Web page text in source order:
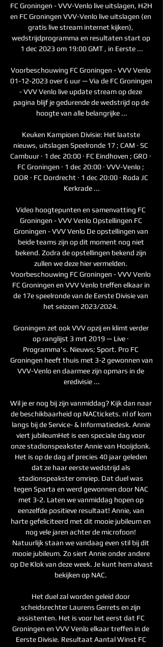
FC Groningen - VVV-Venlo live uitslagen, H2H
en FC Groningen VVV-Venlo live uitslagen (en
gratis live stream internet kijken),
wedstrijdprogramma en resultaten start op
1 dec 2023 om 19:00 GMT , in Eerste ...
Voorbeschouwing FC Groningen - VVV Venlo
01-12-2023 over 6 uur — Via de FC Groningen
- VVV Venlo live update stream op deze
pagina blijf je gedurende de wedstrijd op de
hoogte van alle belangrijke ...
Keuken Kampioen Divisie: Het laatste
nieuws, uitslagen Speelronde 17 ; CAM · SC
Cambuur · 1 dec 20:00 · FC Eindhoven ; GRO ·
FC Groningen · 1 dec 20:00 · VVV-Venlo ;
DOR · FC Dordrecht · 1 dec 20:00 · Roda JC
Kerkrade ...
Video hoogtepunten en samenvatting FC
Groningen - VVV Venlo Opstellingen FC
Groningen - VVV Venlo De opstellingen van
beide teams zijn op dit moment nog niet
bekend. Zodra de opstellingen bekend zijn
zullen we deze hier vermelden.
Voorbeschouwing FC Groningen - VVV Venlo
FC Groningen en VVV Venlo treffen elkaar in
de 17e speelronde van de Eerste Divisie van
het seizoen 2023/2024.
Groningen zet ook VVV opzij en klimt verder
op ranglijst 3 mrt 2019 — Live ·
Programma's. Nieuws; Sport. Pro FC
Groningen heeft thuis met 3-2 gewonnen van
VVV-Venlo en daarmee zijn opmars in de
eredivisie ...
Wil je er nog bij zijn vanmiddag? Kijk dan naar
de beschikbaarheid op NACtickets. nl of kom
langs bij de Service- & Informatiedesk. Annie
viert jubileumHet is een speciale dag voor
onze stadionspeakster Annie van Hooijdonk.
Het is op de dag af precies 40 jaar geleden
dat ze haar eerste wedstrijd als
stadionspeakster omriep. Dat duel was
tegen Sparta en werd gewonnen door NAC
met 3-2. Laten we vanmiddag hopen op
eenzelfde positieve resultaat! Annie, van
harte gefeliciteerd met dit mooie jubileum en
nog vele jaren achter de microfoon!
Natuurlijk staan we vandaag even stil bij dit
mooie jubileum. Zo siert Annie onder andere
op De Klok van deze week. Je kunt hem alvast
bekijken op NAC.
Het duel zal worden geleid door
scheidsrechter Laurens Gerrets en zijn
assistenten. Het is voor het eerst dat FC
Groningen en VVV Venlo elkaar treffen in de
Eerste Divisie. Resultaat Aantal Winst FC